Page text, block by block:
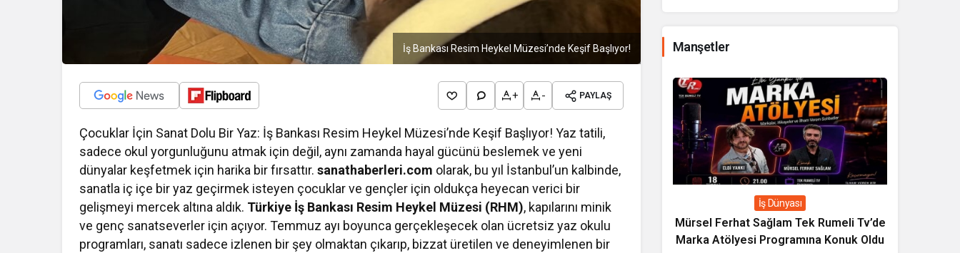
İş Bankası Resim Heykel Müzesi’nde Keşif Başlıyor!
+ - PAYLAŞ
Çocuklar İçin Sanat Dolu Bir Yaz: İş Bankası Resim Heykel Müzesi’nde Keşif Başlıyor! Yaz tatili,
sadece okul yorgunluğunu atmak için değil, aynı zamanda hayal gücünü beslemek ve yeni
dünyalar keşfetmek için harika bir fırsattır.sanathaberleri.com olarak, bu yıl İstanbul’un kalbinde,
sanatla iç içe bir yaz geçirmek isteyen çocuklar ve gençler için oldukça heyecan verici bir
gelişmeyi mercek altına aldık. Türkiye İş Bankası Resim Heykel Müzesi (RHM), kapılarını minik
ve genç sanatseverler için açıyor. Temmuz ayı boyunca gerçekleşecek olan ücretsiz yaz okulu
programları, sanatı sadece izlenen bir şey olmaktan çıkarıp, bizzat üretilen ve deneyimlenen bir
Manşetler
Kültür Sanat
7 Ağustos Haftasında Vizyona Girecek
Filmler
İş Dünyası
Mürsel Ferhat Sağlam Tek Rumeli Tv’de
Marka Atölyesi Programına Konuk Oldu